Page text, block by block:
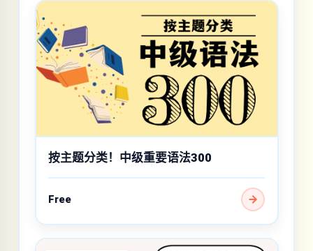
按主题分类！中级重要语法300
Free